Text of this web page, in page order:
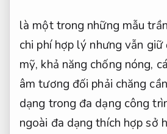
là một trong những mẫu
chi phí hợp lý nhưng vẫn
mỹ, khả năng chống nóng,
âm tương đối phải chăng
dạng trong đa dạng công
ngoài đa dạng thích hợp sở